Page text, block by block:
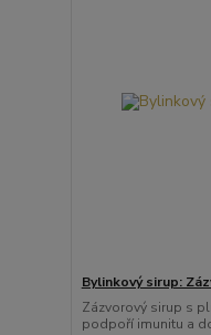
Bylinkový sirup:
Zázvorový sirup s
podpoří imunitu a